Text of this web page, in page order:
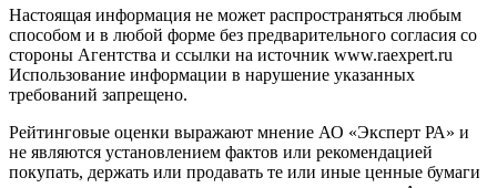
Настоящая информация не может распространяться любым
способом и в любой форме без предварительного согласия со
стороны Агентства и ссылки на источник www.raexpert.ru
Использование информации в нарушение указанных
требований запрещено.
Рейтинговые оценки выражают мнение АО «Эксперт РА» и
не являются установлением фактов или рекомендацией
покупать, держать или продавать те или иные ценные бумаги